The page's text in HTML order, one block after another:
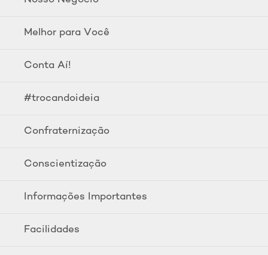
Melhor para Você
Conta Aí!
#trocandoideia
Confraternização
Conscientização
Informações Importantes
Facilidades